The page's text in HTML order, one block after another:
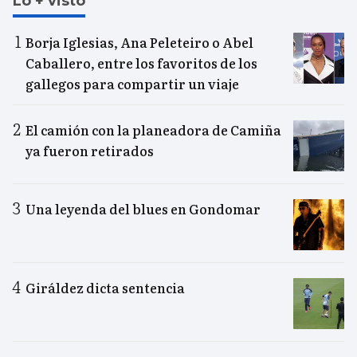
Borja Iglesias, Ana Peleteiro o Abel
Caballero, entre los favoritos de los
gallegos para compartir un viaje
El camión con la planeadora de Camiña
ya fueron retirados
Una leyenda del blues en Gondomar
Giráldez dicta sentencia